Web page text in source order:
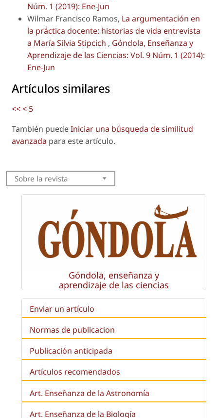
Núm. 1 (2019): Ene-Jun
Wilmar Francisco Ramos, La argumentación en
la práctica docente: historias de vida entrevista
a María Silvia Stipcich , Góndola, Enseñanza y
Aprendizaje de las Ciencias: Vol. 9 Núm. 1 (2014):
Ene-Jun
Artículos similares
<<< 5
También puedeIniciar una búsqueda de similitud
avanzada para este artículo.
Sobre la revista
Góndola, enseñanza y
aprendizaje de las ciencias
Enviar un artículo
Normas de publicacion
Publicación anticipada
Artículos recomendados
Art. Enseñanza de la Astronomía
Art. Enseñanza de la Biología